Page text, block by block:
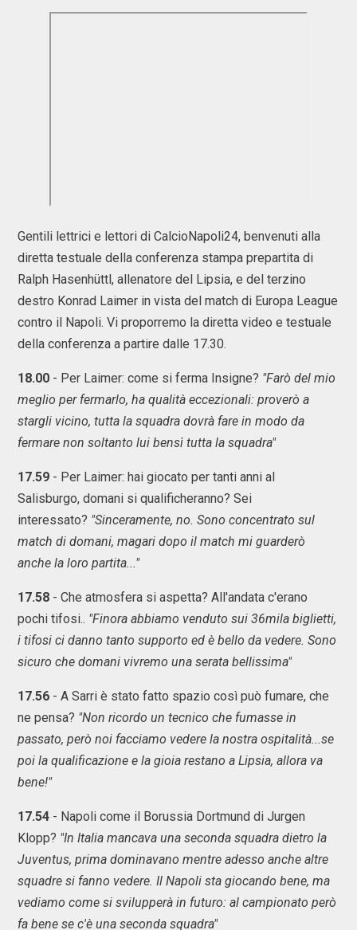
Gentili lettrici e lettori di CalcioNapoli24, benvenuti alla
diretta testuale della conferenza stampa prepartita di
Ralph Hasenhüttl, allenatore del Lipsia, e del terzino
destro Konrad Laimer in vista del match di Europa League
contro il Napoli. Vi proporremo la diretta video e testuale
della conferenza a partire dalle 17.30.
18.00 - Per Laimer: come si ferma Insigne? "Farò del mio
meglio per fermarlo, ha qualità eccezionali: proverò a
stargli vicino, tutta la squadra dovrà fare in modo da
fermare non soltanto lui bensì tutta la squadra"
17.59 - Per Laimer: hai giocato per tanti anni al
Salisburgo, domani si qualificheranno? Sei
interessato? "Sinceramente, no. Sono concentrato sul
match di domani, magari dopo il match mi guarderò
anche la loro partita..."
17.58 - Che atmosfera si aspetta? All'andata c'erano
pochi tifosi.. "Finora abbiamo venduto sui 36mila biglietti,
i tifosi ci danno tanto supporto ed è bello da vedere. Sono
sicuro che domani vivremo una serata bellissima"
17.56 - A Sarri è stato fatto spazio così può fumare, che
ne pensa? "Non ricordo un tecnico che fumasse in
passato, però noi facciamo vedere la nostra ospitalità...se
poi la qualificazione e la gioia restano a Lipsia, allora va
bene!"
17.54 - Napoli come il Borussia Dortmund di Jurgen
Klopp? "In Italia mancava una seconda squadra dietro la
Juventus, prima dominavano mentre adesso anche altre
squadre si fanno vedere. Il Napoli sta giocando bene, ma
vediamo come si svilupperà in futuro: al campionato però
fa bene se c'è una seconda squadra"